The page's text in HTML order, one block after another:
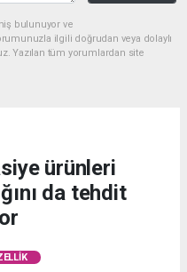
bulunuyor ve
ilgili doğrudan veya dolaylı
Yazılan tüm yorumlardan site
ürünleri
da tehdit